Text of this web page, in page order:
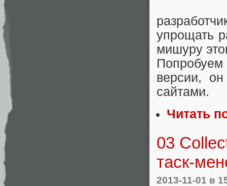
упрощать
мишуру
версии,
сайтами.
Читать
03
таск-
2013-11-01 в